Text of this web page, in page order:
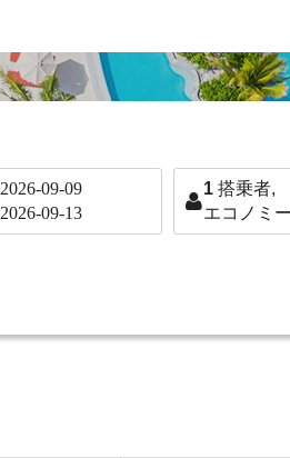
2026-09-09
2026-09-13
1 搭乗者,
エコノミー